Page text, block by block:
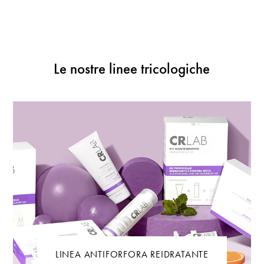
Le nostre linee tricologiche
LINEA ANTIFORFORA REIDRATANTE